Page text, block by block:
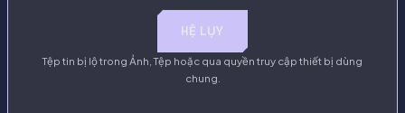
HỆ LỤY
Tệp tin bị lộ trong Ảnh, Tệp hoặc qua quyền truy cập thiết bị dùng
chung.